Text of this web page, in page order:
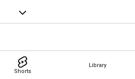
Shorts
Library